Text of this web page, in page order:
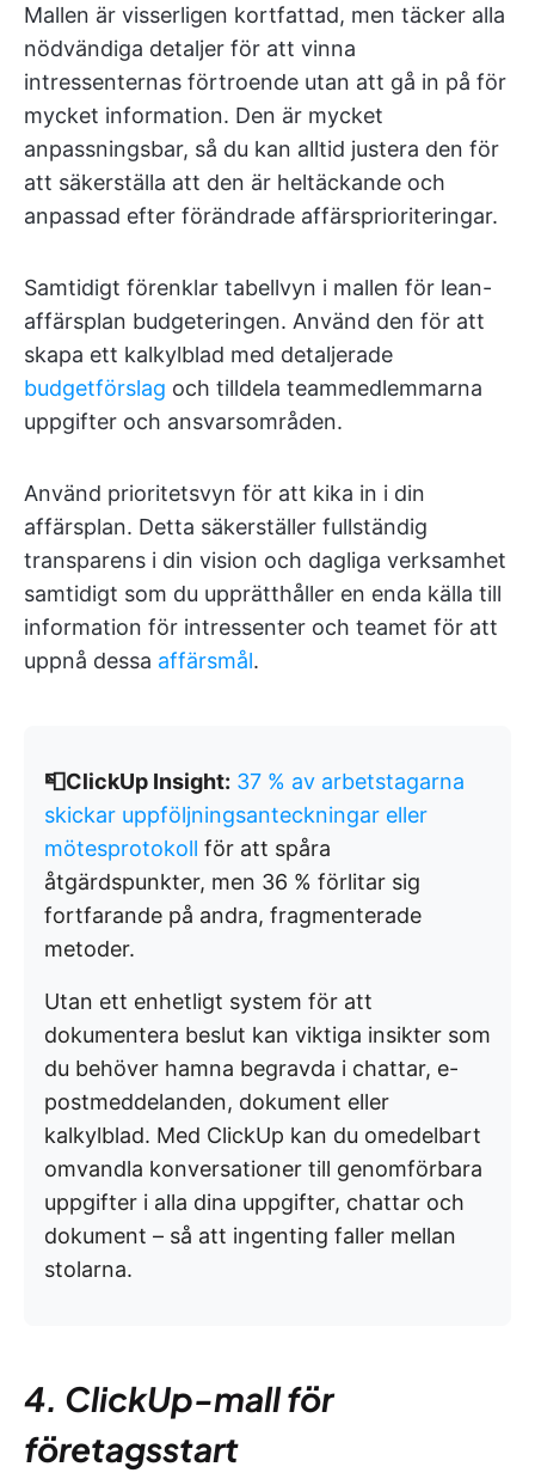
Mallen är visserligen kortfattad, men täcker alla
nödvändiga detaljer för att vinna
intressenternas förtroende utan att gå in på för
mycket information. Den är mycket
anpassningsbar, så du kan alltid justera den för
att säkerställa att den är heltäckande och
anpassad efter förändrade affärsprioriteringar.
Samtidigt förenklar tabellvyn i mallen för lean-
affärsplan budgeteringen. Använd den för att
skapa ett kalkylblad med detaljerade
budgetförslag och tilldela teammedlemmarna
uppgifter och ansvarsområden.
Använd prioritetsvyn för att kika in i din
affärsplan. Detta säkerställer fullständig
transparens i din vision och dagliga verksamhet
samtidigt som du upprätthåller en enda källa till
information för intressenter och teamet för att
uppnå dessa affärsmål.
📮ClickUp Insight: 37 % av arbetstagarna
skickar uppföljningsanteckningar eller
mötesprotokoll för att spåra
åtgärdspunkter, men 36 % förlitar sig
fortfarande på andra, fragmenterade
metoder.
Utan ett enhetligt system för att
dokumentera beslut kan viktiga insikter som
du behöver hamna begravda i chattar, e-
postmeddelanden, dokument eller
kalkylblad. Med ClickUp kan du omedelbart
omvandla konversationer till genomförbara
uppgifter i alla dina uppgifter, chattar och
dokument – så att ingenting faller mellan
stolarna.
4. ClickUp-mall för
företagsstart